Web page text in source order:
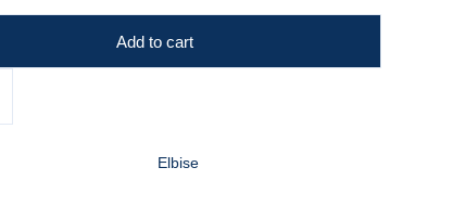
Add to cart
Elbise